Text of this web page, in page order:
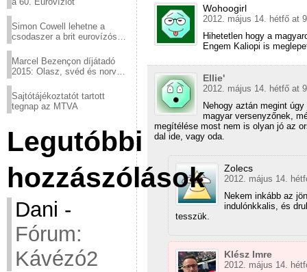
Simon Cowell lehetne a
csodaszer a brit eurovízós
Marcel Bezençon díjátadó
2015: Olasz, svéd és norvég
Sajtótájékoztatót tartott
tegnap az MTVA
Legutóbbi
hozzászólások
Dani -
Fórum:
Kávézó2
Wohoogirl
2012. május 14. hétfő at
Hihetetlen hogy a
Engem Kaliopi is
Ellie'
2012. május 14. hétfő at
Nehogy aztán megint
magyar versenyzőnek,
megítélése most nem is olyan jó az
dal ide, vagy oda.
Zolecs
2012. május 14.
Nekem inkább az
indulónkkalis, és
tesszük.
Klész Imre
2012. május 14.